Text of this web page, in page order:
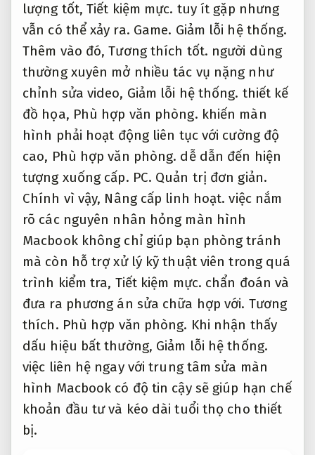
lượng tốt,Tiết kiệm mực. tuy ít gặp nhưng
vẫn có thể xảy ra. Game. Giảm lỗi hệ thống.
Thêm vào đó,Tương thích tốt. người dùng
thường xuyên mở nhiều tác vụ nặng như
chỉnh sửa video, Giảm lỗi hệ thống. thiết kế
đồ họa, Phù hợp văn phòng. khiến màn
hình phải hoạt động liên tục với cường độ
cao, Phù hợp văn phòng. dễ dẫn đến hiện
tượng xuống cấp. PC. Quản trị đơn giản.
Chính vì vậy, Nâng cấp linh hoạt. việc nắm
rõ các nguyên nhân hỏng màn hình
Macbook không chỉ giúp bạn phòng tránh
mà còn hỗ trợ xử lý kỹ thuật viên trong quá
trình kiểm tra, Tiết kiệm mực. chẩn đoán và
đưa ra phương án sửa chữa hợp với. Tương
thích. Phù hợp văn phòng. Khi nhận thấy
dấu hiệu bất thường, Giảm lỗi hệ thống.
việc liên hệ ngay với trung tâm sửa màn
hình Macbook có độ tin cậy sẽ giúp hạn chế
khoản đầu tư và kéo dài tuổi thọ cho thiết
bị.